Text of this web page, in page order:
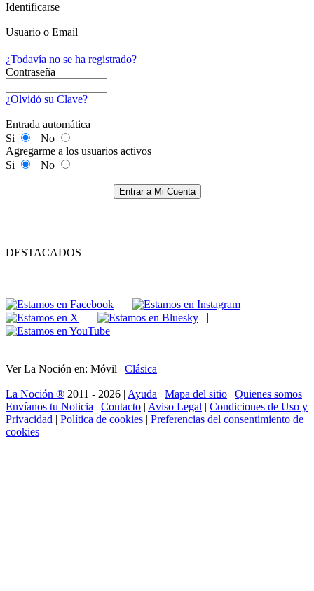
Identificarse
Usuario o Email
¿Todavía no se ha registrado?
Contraseña
¿Olvidó su Clave?
Entrada automática
Si
No
Agregarme a los usuarios activos
Si
No
Entrar a Mi Cuenta
DESTACADOS
|
|
|
|
Ver La Noción en: Móvil | Clásica
La Noción ® 2011 - 2026 | Ayuda | Mapa del sitio | Quienes somos |
Envíanos tu Noticia | Contacto | Aviso Legal | Condiciones de Uso y
Privacidad | Política de cookies | Preferencias del consentimiento de
cookies